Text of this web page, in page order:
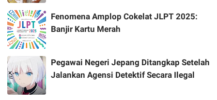
Fenomena Amplop Cokelat JLPT 2025:
Banjir Kartu Merah
Pegawai Negeri Jepang Ditangkap Setelah
Jalankan Agensi Detektif Secara Ilegal